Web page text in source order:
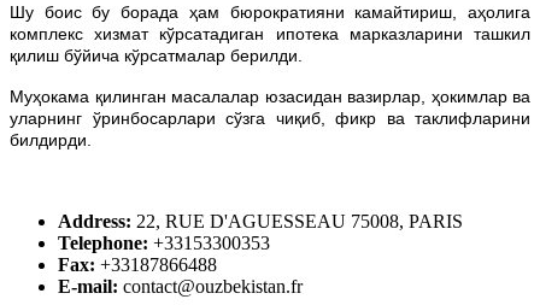
Шу боис бу борада ҳам бюрократияни камайтириш, аҳолига
комплекс хизмат кўрсатадиган ипотека марказларини ташкил
қилиш бўйича кўрсатмалар берилди.
Муҳокама қилинган масалалар юзасидан вазирлар, ҳокимлар ва
уларнинг ўринбосарлари сўзга чиқиб, фикр ва таклифларини
билдирди.
Address: 22, RUE D'AGUESSEAU 75008, PARIS
Telephone: +33153300353
Fax: +33187866488
E-mail: contact@ouzbekistan.fr